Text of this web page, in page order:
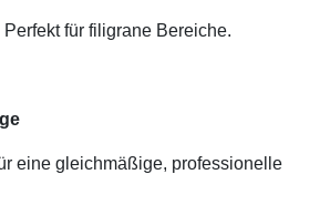
Perfekt für filigrane Bereiche.
eine gleichmäßige, professionelle